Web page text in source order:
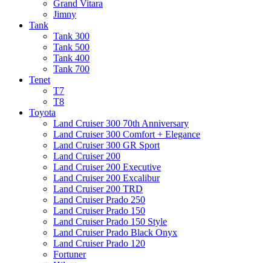
Grand Vitara
Jimny
Tank
Tank 300
Tank 500
Tank 400
Tank 700
Tenet
T7
T8
Toyota
Land Cruiser 300 70th Anniversary
Land Cruiser 300 Comfort + Elegance
Land Cruiser 300 GR Sport
Land Cruiser 200
Land Cruiser 200 Executive
Land Cruiser 200 Excalibur
Land Cruiser 200 TRD
Land Cruiser Prado 250
Land Cruiser Prado 150
Land Cruiser Prado 150 Style
Land Cruiser Prado Black Onyx
Land Cruiser Prado 120
Fortuner